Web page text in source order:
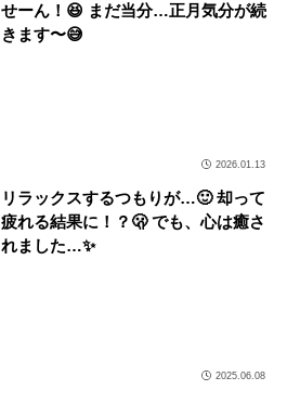
せーん！😆 まだ当分…正月気分が続
きます〜😅
2026.01.13
リラックスするつもりが…🙂 却って
疲れる結果に！？🫢 でも、心は癒さ
れました…✨
2025.06.08